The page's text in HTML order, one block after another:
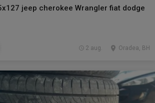
jeep cherokee Wrangler fiat dodge
Oradea, BH
2 aug.